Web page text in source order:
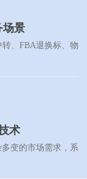
场景
、FBA退换标、物
术
变的市场需求，系